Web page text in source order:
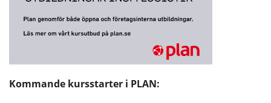
Kommande kursstarter i PLAN: